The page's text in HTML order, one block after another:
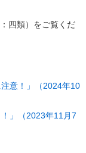
四類）をご覧くだ
意！」（2024年10
」（2023年11月7